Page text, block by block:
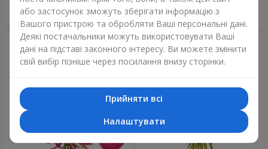
Замовити Замовити
або застосунок зможуть зберігати інформацію з
Вашого пристрою та обробляти Ваші персональні дані.
Деякі постачальники можуть використовувати Ваші
дані на підставі законного інтересу. Ви можете змінити
свій вибір пізніше через посилання внизу сторінки.
Прийняти всі
Налаштувати